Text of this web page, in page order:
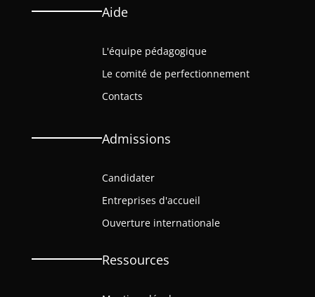
Aide
L'équipe pédagogique
Le comité de perfectionnement
Contacts
Admissions
Candidater
Entreprises d'accueil
Ouverture internationale
Ressources